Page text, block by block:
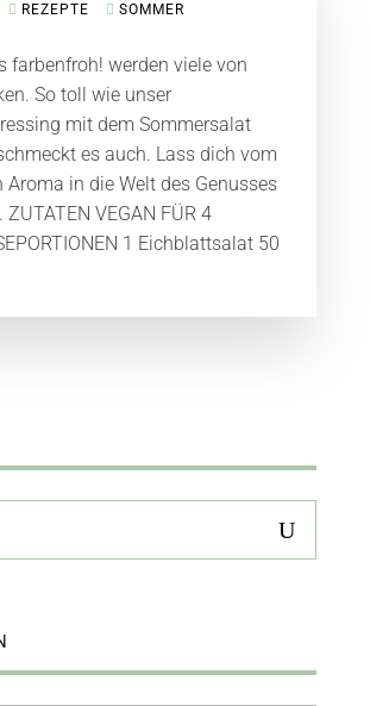
REZEPTE SOMMER
farbenfroh! werden viele von
So toll wie unser
mit dem Sommersalat
es auch. Lass dich vom
Aroma in die Welt des Genusses
VEGAN FÜR 4
1 Eichblattsalat 50